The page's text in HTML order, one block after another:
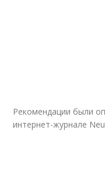
Рекомендации были
интернет-журнале